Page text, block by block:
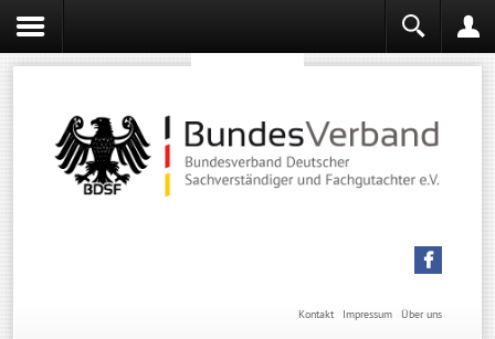
Über uns
Impressum
Kontakt